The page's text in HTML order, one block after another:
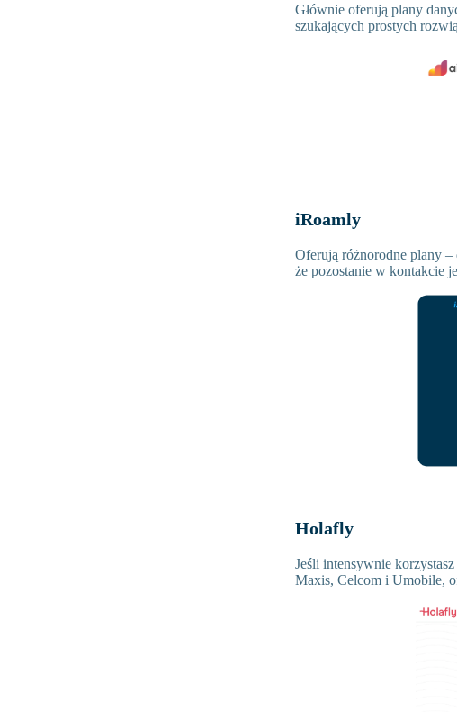
Głównie oferują plany
szukających prostych
iRoamly
Oferują różnorodne plany
że pozostanie w kontakcie
Holafly
Jeśli intensywnie
Maxis, Celcom i Umobile,